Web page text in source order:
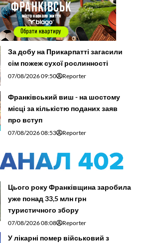
За добу на Прикарпатті загасили
сім пожеж сухої рослинності
07/08/2026 09:50 Reporter
Франківський виш - на шостому
місці за кількістю поданих заяв
про вступ
07/08/2026 08:53 Reporter
Цього року Франківщина заробила
уже понад 33,5 млн грн
туристичного збору
07/08/2026 08:08 Reporter
У лікарні помер військовий з